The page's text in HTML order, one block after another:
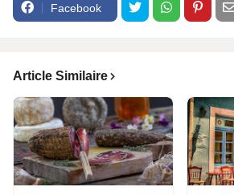
Facebook
Article Similaire